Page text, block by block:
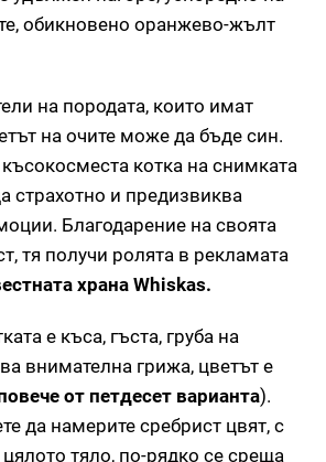
обикновено оранжево-жълт
на породата, които имат
на очите може да бъде син.
котка на снимката
страхотно и предизвиква
Благодарение на своята
тя получи ролята в рекламата
храна Whiskas.
е къса, гъста, груба на
внимателна грижа, цветът е
от петдесет варианта).
да намерите сребрист цвят, с
тяло, по-рядко се среща